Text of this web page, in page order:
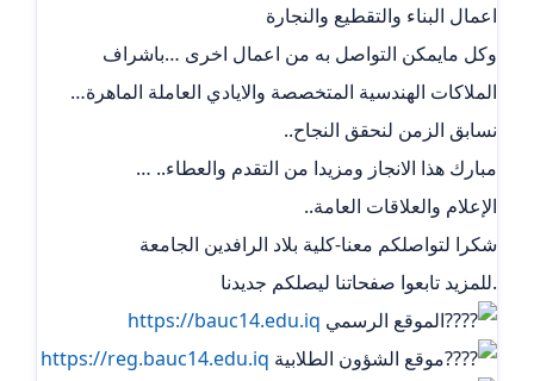
اعمال البناء والتقطيع والنجارة
وكل مايمكن التواصل به من اعمال اخرى …باشراف
الملاكات الهندسية المتخصصة والايادي العاملة الماهرة…
نسابق الزمن لنحقق النجاح..
مبارك هذا الانجاز ومزيدا من التقدم والعطاء.. …
الإعلام والعلاقات العامة..
شكرا لتواصلكم معنا-كلية بلاد الرافدين الجامعة
.للمزيد تابعوا صفحاتنا ليصلكم جديدنا
الموقع الرسمي https://bauc14.edu.iq
موقع الشؤون الطلابية https://reg.bauc14.edu.iq